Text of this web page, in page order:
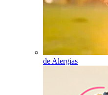
de Alergias